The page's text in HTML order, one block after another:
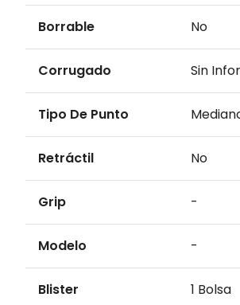
Borrable No
Corrugado Sin
Tipo De Punto
Retráctil No
Grip -
Modelo -
Blister 1 Bolsa